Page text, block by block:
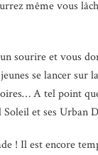
même vous
sourire et vous
se lancer sur
A tel point
et ses Urban
! Il est encore